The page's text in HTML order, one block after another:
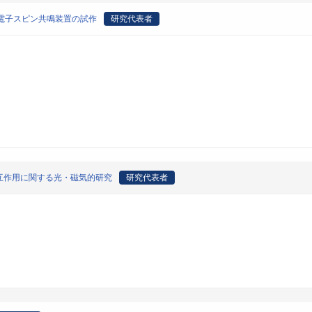
子スピン共鳴装置の試作 研究代表者
用に関する光・磁気的研究 研究代表者